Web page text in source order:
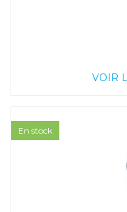
VOIR
En stock